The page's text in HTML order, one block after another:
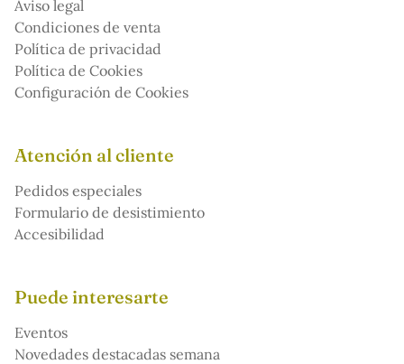
Aviso legal
Condiciones de venta
Política de privacidad
Política de Cookies
Configuración de Cookies
Atención al cliente
Pedidos especiales
Formulario de desistimiento
Accesibilidad
Puede interesarte
Eventos
Novedades destacadas semana